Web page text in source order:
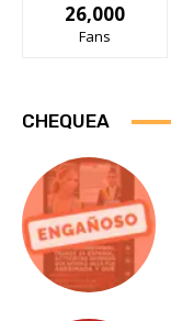
26,000
Fans
CHEQUEA